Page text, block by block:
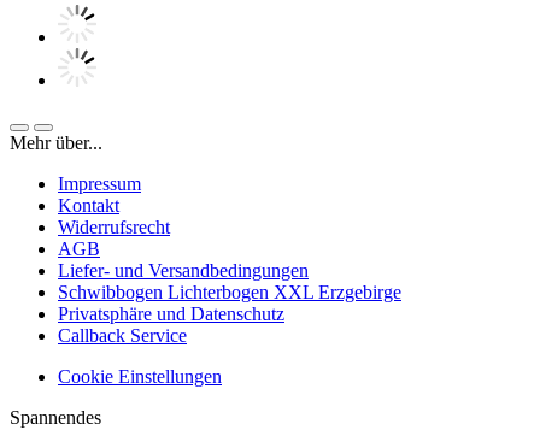
Mehr über...
Impressum
Kontakt
Widerrufsrecht
AGB
Liefer- und Versandbedingungen
Schwibbogen Lichterbogen XXL Erzgebirge
Privatsphäre und Datenschutz
Callback Service
Cookie Einstellungen
Spannendes